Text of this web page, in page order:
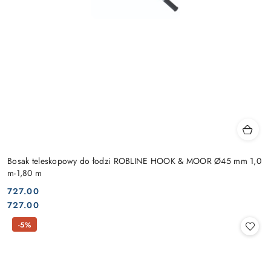
Bosak teleskopowy do łodzi ROBLINE HOOK & MOOR Ø45 mm 1,0
m-1,80 m
Cena:
727.00
Cena:
727.00
-5%